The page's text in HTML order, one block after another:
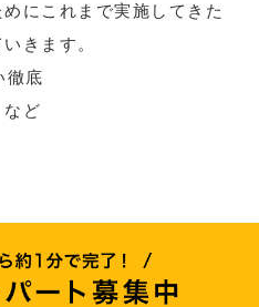
にこれまで実施してきた
きます。
徹底
ど